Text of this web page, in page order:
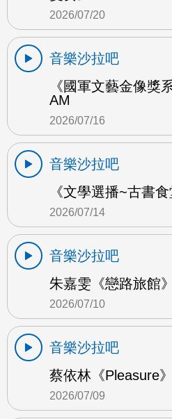
2026/07/20
音樂沙拉吧
《國軍文藝金像獎
AM
2026/07/16
音樂沙拉吧
《文學選播~古書
2026/07/14
音樂沙拉吧
朱嘉雯《戀路旅館
2026/07/10
音樂沙拉吧
蔡依林《Pleasure
2026/07/09